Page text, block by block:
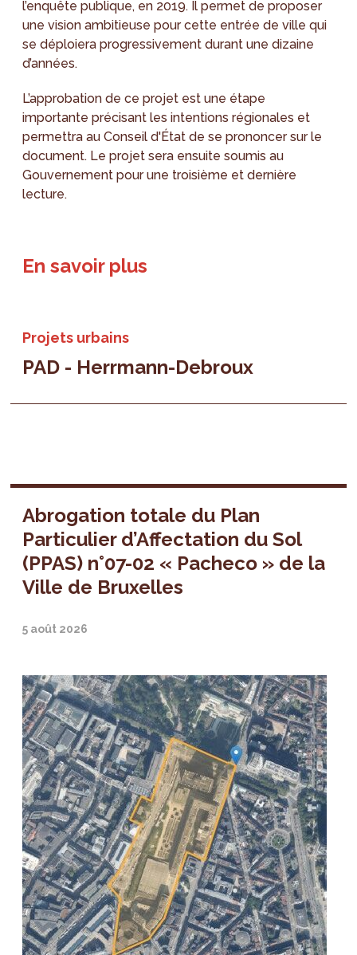
l’enquête publique, en 2019. Il permet de proposer
une vision ambitieuse pour cette entrée de ville qui
se déploiera progressivement durant une dizaine
d’années.
L’approbation de ce projet est une étape
importante précisant les intentions régionales et
permettra au Conseil d'État de se prononcer sur le
document. Le projet sera ensuite soumis au
Gouvernement pour une troisième et dernière
lecture.
En savoir plus
Projets urbains
PAD - Herrmann-Debroux
Abrogation totale du Plan
Particulier d’Affectation du Sol
(PPAS) n°07-02 « Pacheco » de la
Ville de Bruxelles
5 août 2026